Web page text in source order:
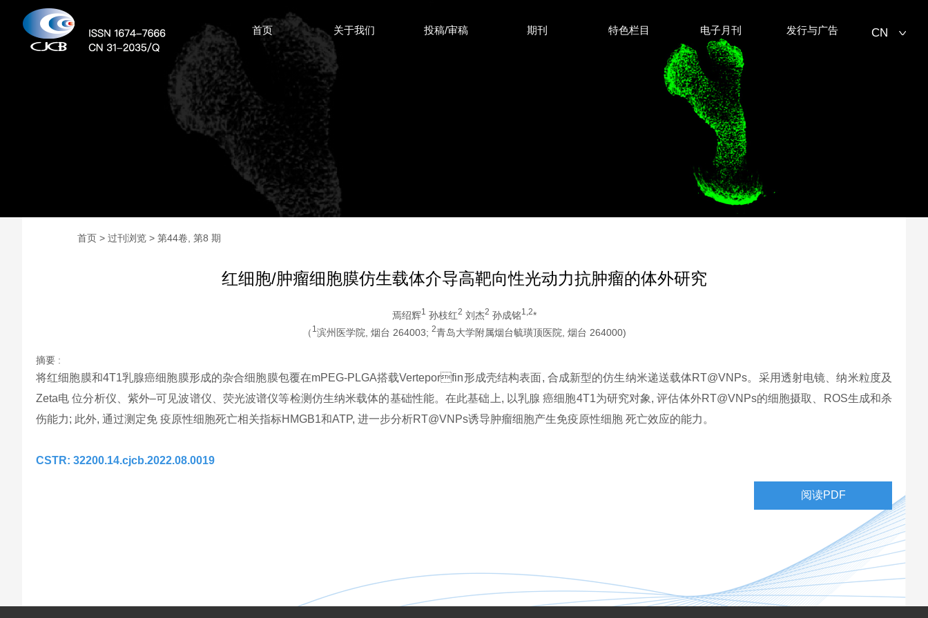
首页 关于我们 投稿/审稿 期刊 特色栏目 电子月刊 发行与广告 CN
首页 > 过刊浏览 > 第44卷, 第8 期
红细胞/肿瘤细胞膜仿生载体介导高靶向性光动力抗肿瘤的体外研究
焉绍辉1 孙枝红2 刘杰2 孙成铭1,2*
（ 1 滨州医学院, 烟台 264003; 2青岛大学附属烟台毓璜顶医院, 烟台 264000)
摘要 :
将红细胞膜和4T1乳腺癌细胞膜形成的杂合细胞膜包覆在mPEG-PLGA搭载Verteporfin形成壳结构表面, 合成新型的仿生纳米递送载体RT@VNPs。采用透射电镜、纳米粒度及
Zeta电 位分析仪、紫外–可见波谱仪、荧光波谱仪等检测仿生纳米载体的基础性能。在此基础上, 以乳腺 癌细胞4T1为研究对象, 评估体外RT@VNPs的细胞摄取、ROS生成和杀
伤能力; 此外, 通过测定免 疫原性细胞死亡相关指标HMGB1和ATP, 进一步分析RT@VNPs诱导肿瘤细胞产生免疫原性细胞 死亡效应的能力。
CSTR: 32200.14.cjcb.2022.08.0019